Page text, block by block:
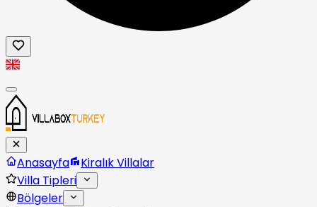
Anasayfa
Kiralık Villalar
Villa Tipleri
Bölgeler